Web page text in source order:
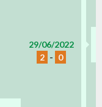
29/06/2022
2 - 0